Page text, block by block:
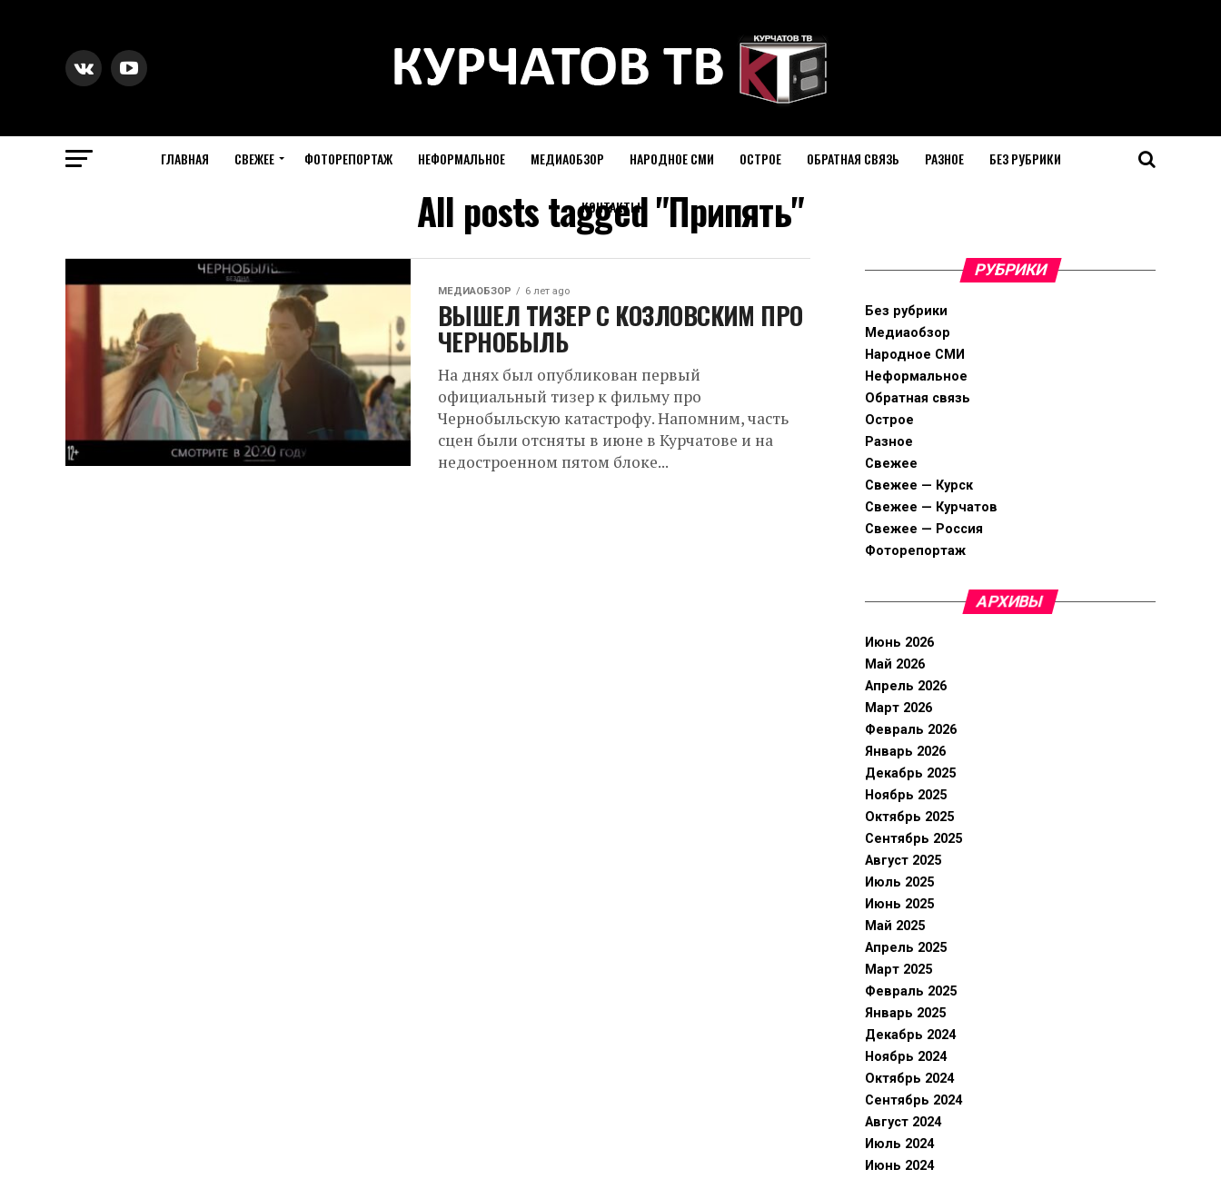
ГЛАВНАЯ СВЕЖЕЕ ФОТОРЕПОРТАЖ НЕФОРМАЛЬНОЕ МЕДИАОБЗОР НАРОДНОЕ СМИ ОСТРОЕ ОБРАТНАЯ СВЯЗЬ РАЗНОЕ БЕЗ РУБРИКИ
КОНТАКТЫ
All posts tagged "Припять"
МЕДИАОБЗОР 6 лет ago
ВЫШЕЛ ТИЗЕР С КОЗЛОВСКИМ ПРО
ЧЕРНОБЫЛЬ
На днях был опубликован первый
официальный тизер к фильму про
Чернобыльскую катастрофу. Напомним, часть
сцен были отсняты в июне в Курчатове и на
недостроенном пятом блоке...
РУБРИКИ
Без рубрики
Медиаобзор
Народное СМИ
Неформальное
Обратная связь
Острое
Разное
Свежее
Свежее — Курск
Свежее — Курчатов
Свежее — Россия
Фоторепортаж
АРХИВЫ
Июнь 2026
Май 2026
Апрель 2026
Март 2026
Февраль 2026
Январь 2026
Декабрь 2025
Ноябрь 2025
Октябрь 2025
Сентябрь 2025
Август 2025
Июль 2025
Июнь 2025
Май 2025
Апрель 2025
Март 2025
Февраль 2025
Январь 2025
Декабрь 2024
Ноябрь 2024
Октябрь 2024
Сентябрь 2024
Август 2024
Июль 2024
Июнь 2024